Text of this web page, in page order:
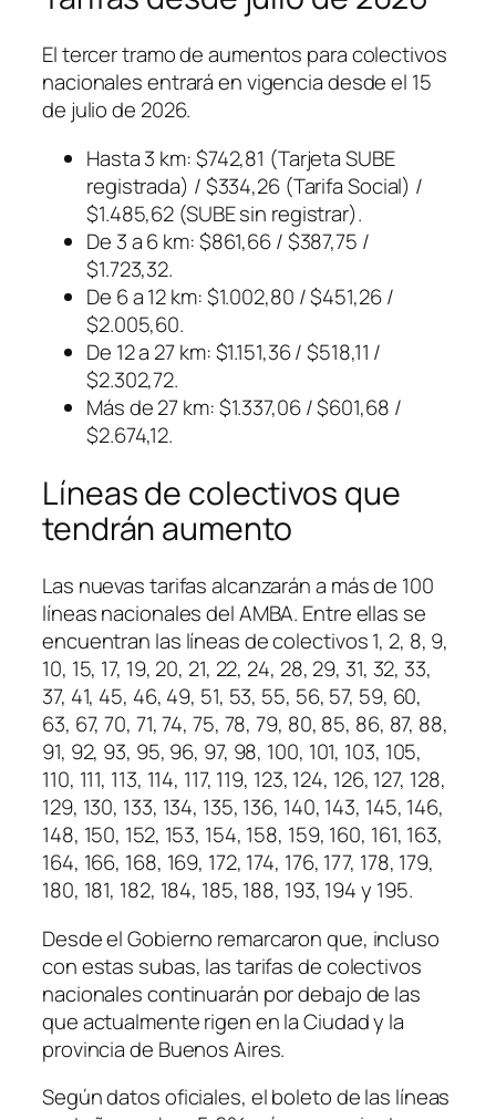
El tercer tramo de aumentos para colectivos
nacionales entrará en vigencia desde el 15
de julio de 2026.
Hasta 3 km: $742,81 (Tarjeta SUBE
registrada) / $334,26 (Tarifa Social) /
$1.485,62 (SUBE sin registrar).
De 3 a 6 km: $861,66 / $387,75 /
$1.723,32.
De 6 a 12 km: $1.002,80 / $451,26 /
$2.005,60.
De 12 a 27 km: $1.151,36 / $518,11 /
$2.302,72.
Más de 27 km: $1.337,06 / $601,68 /
$2.674,12.
Líneas de colectivos que
tendrán aumento
Las nuevas tarifas alcanzarán a más de 100
líneas nacionales del AMBA. Entre ellas se
encuentran las líneas de colectivos 1, 2, 8, 9,
10, 15, 17, 19, 20, 21, 22, 24, 28, 29, 31, 32, 33,
37, 41, 45, 46, 49, 51, 53, 55, 56, 57, 59, 60,
63, 67, 70, 71, 74, 75, 78, 79, 80, 85, 86, 87, 88,
91, 92, 93, 95, 96, 97, 98, 100, 101, 103, 105,
110, 111, 113, 114, 117, 119, 123, 124, 126, 127, 128,
129, 130, 133, 134, 135, 136, 140, 143, 145, 146,
148, 150, 152, 153, 154, 158, 159, 160, 161, 163,
164, 166, 168, 169, 172, 174, 176, 177, 178, 179,
180, 181, 182, 184, 185, 188, 193, 194 y 195.
Desde el Gobierno remarcaron que, incluso
con estas subas, las tarifas de colectivos
nacionales continuarán por debajo de las
que actualmente rigen en la Ciudad y la
provincia de Buenos Aires.
Según datos oficiales, el boleto de las líneas